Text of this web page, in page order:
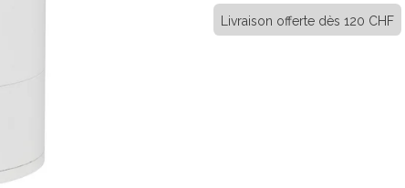
Livraison offerte dès 120 CHF